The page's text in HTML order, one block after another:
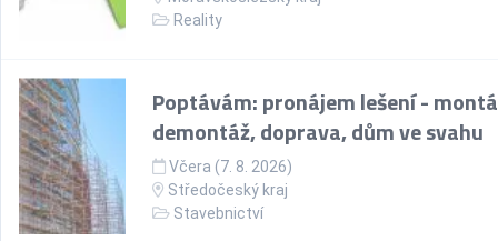
Reality
Poptávám: pronájem lešení -
demontáž, doprava, dům ve svahu
Včera (7. 8. 2026)
Středočeský kraj
Stavebnictví